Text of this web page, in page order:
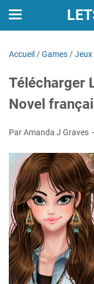
Accueil /Games /Jeux
Télécharger
Novel
Par Amanda J Graves